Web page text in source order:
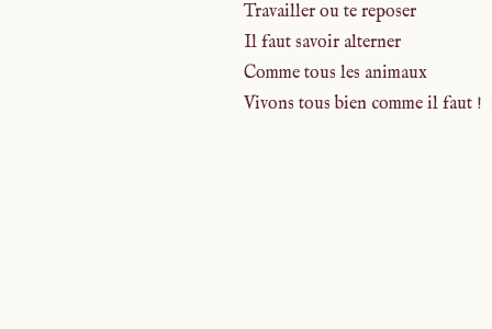
Travailler ou te reposer
Il faut savoir alterner
Comme tous les animaux
Vivons tous bien comme il faut !